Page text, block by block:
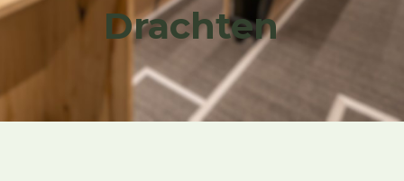
Drachten